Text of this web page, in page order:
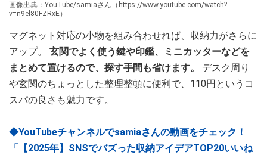
画像出典：YouTube/samiaさん（https://www.youtube.com/watch?
v=n9el80FZRxE）
マグネット対応の小物を組み合わせれば、収納力がさらに
アップ。 玄関でよく使う鍵や印鑑、ミニカッターなどを
まとめて置けるので、探す手間も省けます。
デスク周り
や玄関のちょっとした整理整頓に便利で、110円というコ
スパの良さも魅力です。
◆YouTubeチャンネルでsamiaさんの動画をチェック！
「【2025年】SNSでバズった収納アイデアTOP20いいね